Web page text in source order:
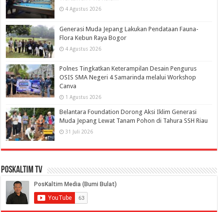
4 Agustus 2026
Generasi Muda Jepang Lakukan Pendataan Fauna-
Flora Kebun Raya Bogor
4 Agustus 2026
Polnes Tingkatkan Keterampilan Desain Pengurus
OSIS SMA Negeri 4 Samarinda melalui Workshop
Canva
1 Agustus 2026
Belantara Foundation Dorong Aksi Iklim Generasi
Muda Jepang Lewat Tanam Pohon di Tahura SSH Riau
31 Juli 2026
PosKaltim TV